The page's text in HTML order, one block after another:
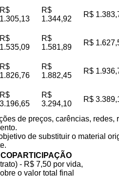
R$
1.305,13
R$
1.344,92
R$
R$
1.535,09
R$
1.581,89
R$
R$
1.826,76
R$
1.882,45
R$
R$
3.196,65
R$
3.294,10
R$
de preços, carências,
de substituir o material
- R$ 7,50 por vida,
o valor total final